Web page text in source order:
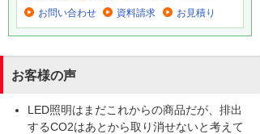
お問い合わせ 資料請求 お見積り
お客様の声
LED照明はまだこれからの商品だが、排出
するCO2はあとから取り消せないと考えて